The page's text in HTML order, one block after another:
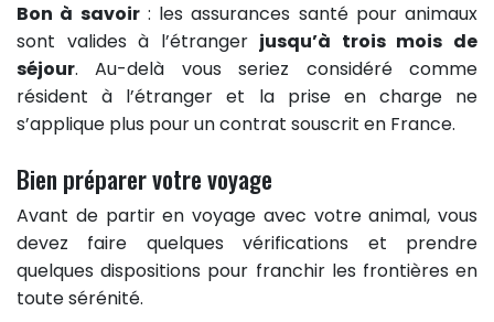
Bon à savoir: les assurances santé pour animaux
sont valides à l’étranger jusqu’à trois mois de
séjour. Au-delà vous seriez considéré comme
résident à l’étranger et la prise en charge ne
s’applique plus pour un contrat souscrit en France.
Bien préparer votre voyage
Avant de partir en voyage avec votre animal, vous
devez faire quelques vérifications et prendre
quelques dispositions pour franchir les frontières en
toute sérénité.